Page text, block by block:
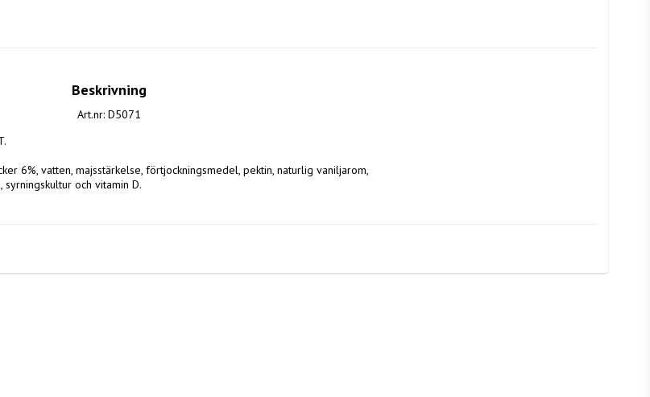
Beskrivning
Art.nr: D5071
6%, vatten, majsstärkelse, förtjockningsmedel, pektin, naturlig vaniljarom,
och vitamin D.